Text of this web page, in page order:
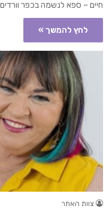
חיים – ספא לנשמה בכפר
לחץ להמשך »
צוות האתר